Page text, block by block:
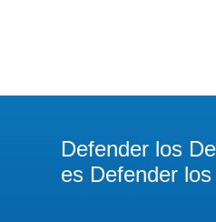
Defender los
es Defender